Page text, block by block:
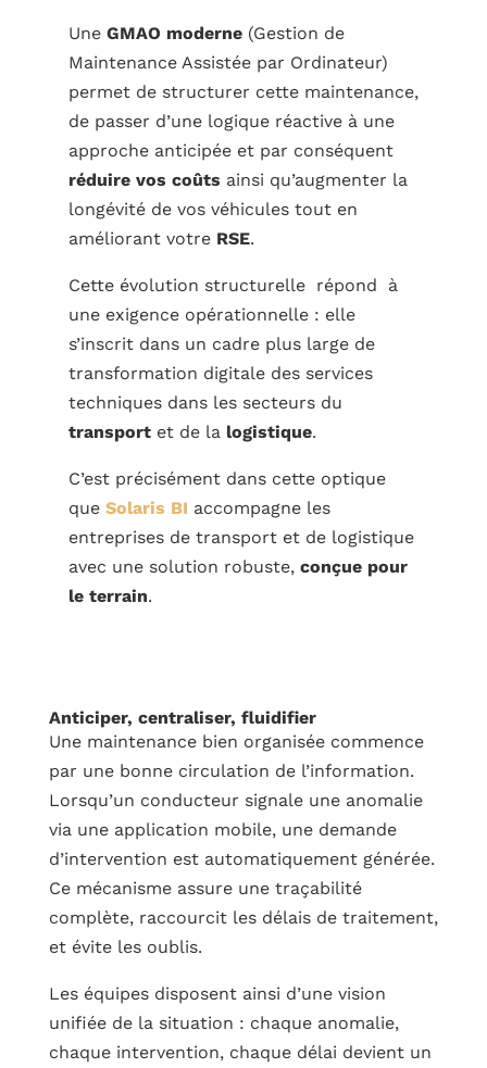
Une GMAO moderne(Gestion de
Maintenance Assistée par Ordinateur)
permet de structurer cette maintenance,
de passer d’une logique réactive à une
approche anticipée et par conséquent
réduire vos coûts ainsi qu’augmenter la
longévité de vos véhicules tout en
améliorant votre RSE.
Cette évolution structurelle répond à
une exigence opérationnelle : elle
s’inscrit dans un cadre plus large de
transformation digitale des services
techniques dans les secteurs du
transportet de la logistique.
C’est précisément dans cette optique
que Solaris BI accompagne les
entreprises de transport et de logistique
avec une solution robuste, conçue pour
le terrain.
Anticiper, centraliser, fluidifier
Une maintenance bien organisée commence
par une bonne circulation de l’information.
Lorsqu’un conducteur signale une anomalie
via une application mobile, une demande
d’intervention est automatiquement générée.
Ce mécanisme assure une traçabilité
complète, raccourcit les délais de traitement,
et évite les oublis.
Les équipes disposent ainsi d’une vision
unifiée de la situation : chaque anomalie,
chaque intervention, chaque délai devient un